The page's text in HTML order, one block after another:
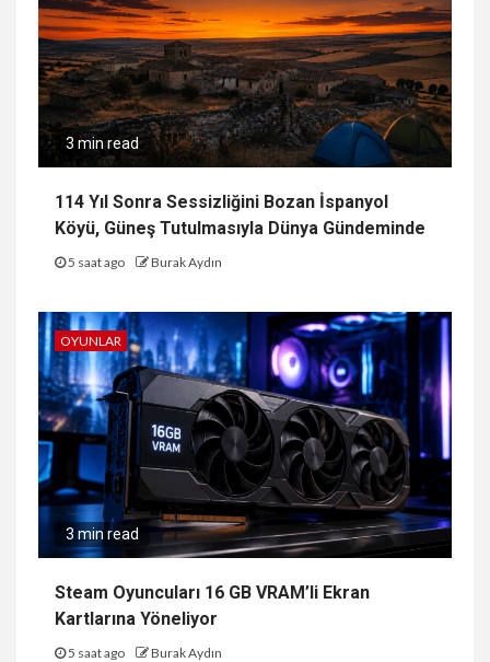
3 min read
114 Yıl Sonra Sessizliğini Bozan İspanyol
Köyü, Güneş Tutulmasıyla Dünya Gündeminde
5 saat ago Burak Aydın
OYUNLAR
3 min read
Steam Oyuncuları 16 GB VRAM’li Ekran
Kartlarına Yöneliyor
5 saat ago Burak Aydın